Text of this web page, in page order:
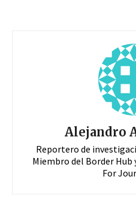
Alejandro
Reportero de
Miembro del Border
For